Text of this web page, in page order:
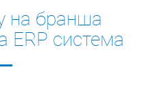
на бранша
ERP система